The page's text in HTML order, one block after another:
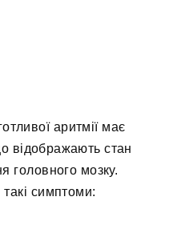
аритмії має
відображають стан
головного мозку.
симптоми: